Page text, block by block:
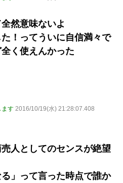
然意味ないよ
！ってういに自信満々で
く使えんかった
ます 2016/10/19(水) 21:28:07.408
人としてのセンスが絶望
る」って言った時点で誰か